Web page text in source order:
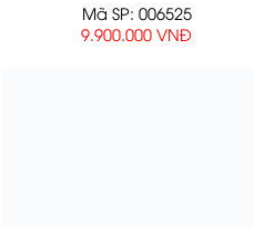
Mã SP: 006525
9.900.000 VNĐ